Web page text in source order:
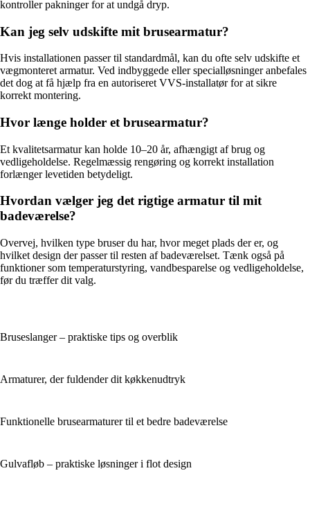
kontroller pakninger for at undgå dryp.
Kan jeg selv udskifte mit brusearmatur?
Hvis installationen passer til standardmål, kan du ofte selv udskifte et
vægmonteret armatur. Ved indbyggede eller specialløsninger anbefales
det dog at få hjælp fra en autoriseret VVS-installatør for at sikre
korrekt montering.
Hvor længe holder et brusearmatur?
Et kvalitetsarmatur kan holde 10–20 år, afhængigt af brug og
vedligeholdelse. Regelmæssig rengøring og korrekt installation
forlænger levetiden betydeligt.
Hvordan vælger jeg det rigtige armatur til mit
badeværelse?
Overvej, hvilken type bruser du har, hvor meget plads der er, og
hvilket design der passer til resten af badeværelset. Tænk også på
funktioner som temperaturstyring, vandbesparelse og vedligeholdelse,
før du træffer dit valg.
Bruseslanger – praktiske tips og overblik
Armaturer, der fuldender dit køkkenudtryk
Funktionelle brusearmaturer til et bedre badeværelse
Gulvafløb – praktiske løsninger i flot design